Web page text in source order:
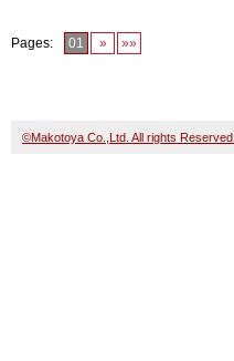
Pages: 01 » »»
©Makotoya Co.,Ltd. All rights Reserved.